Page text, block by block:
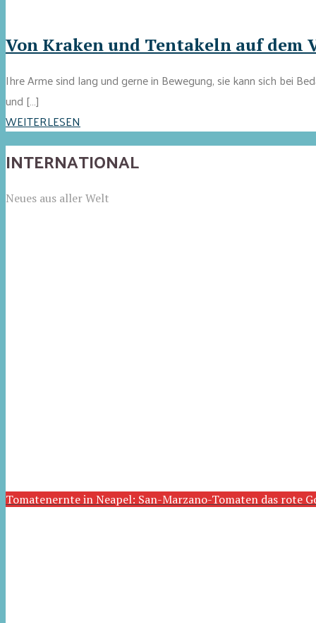
Von Kraken und Tentakeln auf
Ihre Arme sind lang und gerne in Bewegung, sie kann sich bei
und […]
WEITERLESEN
INTERNATIONAL
Neues aus aller Welt
Tomatenernte in Neapel: San-Marzano-Tomaten das rote